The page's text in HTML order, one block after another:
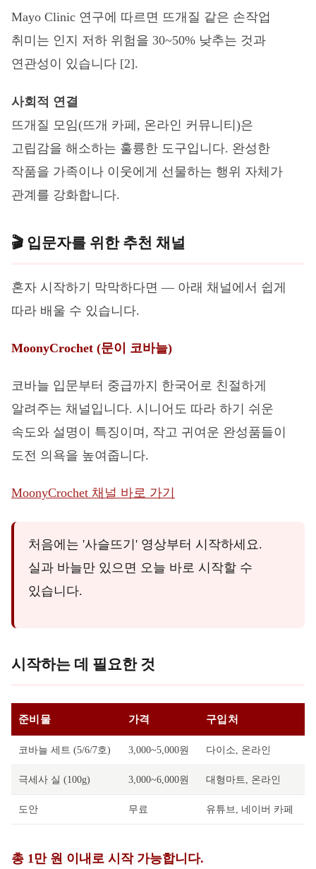
Mayo Clinic 연구에 따르면 뜨개질 같은 손작업
취미는 인지 저하 위험을 30~50% 낮추는 것과
연관성이 있습니다 [2].
사회적 연결
뜨개질 모임(뜨개 카페, 온라인 커뮤니티)은
고립감을 해소하는 훌륭한 도구입니다. 완성한
작품을 가족이나 이웃에게 선물하는 행위 자체가
관계를 강화합니다.
🎬 입문자를 위한 추천 채널
혼자 시작하기 막막하다면 — 아래 채널에서 쉽게
따라 배울 수 있습니다.
MoonyCrochet (문이 코바늘)
코바늘 입문부터 중급까지 한국어로 친절하게
알려주는 채널입니다. 시니어도 따라 하기 쉬운
속도와 설명이 특징이며, 작고 귀여운 완성품들이
도전 의욕을 높여줍니다.
MoonyCrochet 채널 바로 가기
처음에는 '사슬뜨기' 영상부터 시작하세요.
실과 바늘만 있으면 오늘 바로 시작할 수
있습니다.
시작하는 데 필요한 것
준비물 가격 구입처
코바늘 세트 (5/6/7호) 3,000~5,000원 다이소, 온라인
극세사 실 (100g) 3,000~6,000원 대형마트, 온라인
도안 무료 유튜브, 네이버 카페
총 1만 원 이내로 시작 가능합니다.